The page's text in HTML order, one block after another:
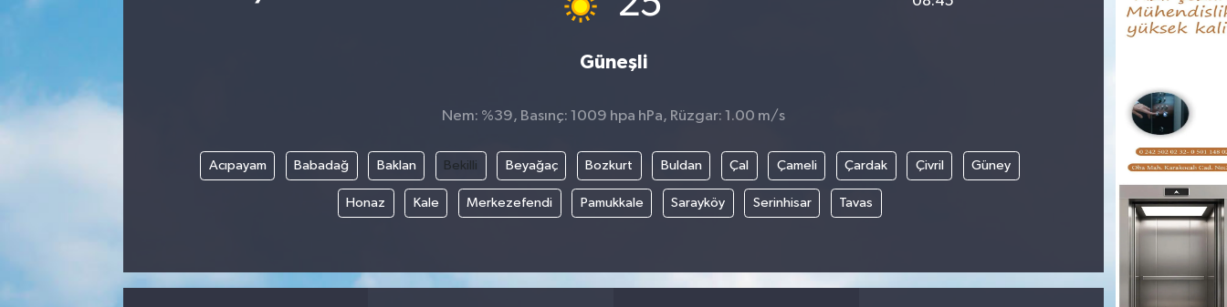
Güneşli
Nem: %39, Basınç: 1009 hpa hPa, Rüzgar: 1.00 m/s
Acıpayam Babadağ Baklan Bekilli Beyağaç Bozkurt Buldan Çal Çameli Çardak Çivril Güney
Honaz Kale Merkezefendi Pamukkale Sarayköy Serinhisar Tavas